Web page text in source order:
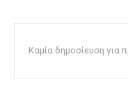
Καμία δημοσίευση για